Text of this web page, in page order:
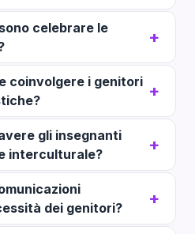
celebrare le
coinvolgere i genitori
gli insegnanti
interculturale?
dei genitori?